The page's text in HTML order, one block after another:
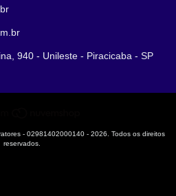
940 - Unileste - Piracicaba - SP
- 02981402000140 - 2026. Todos os direitos
reservados.